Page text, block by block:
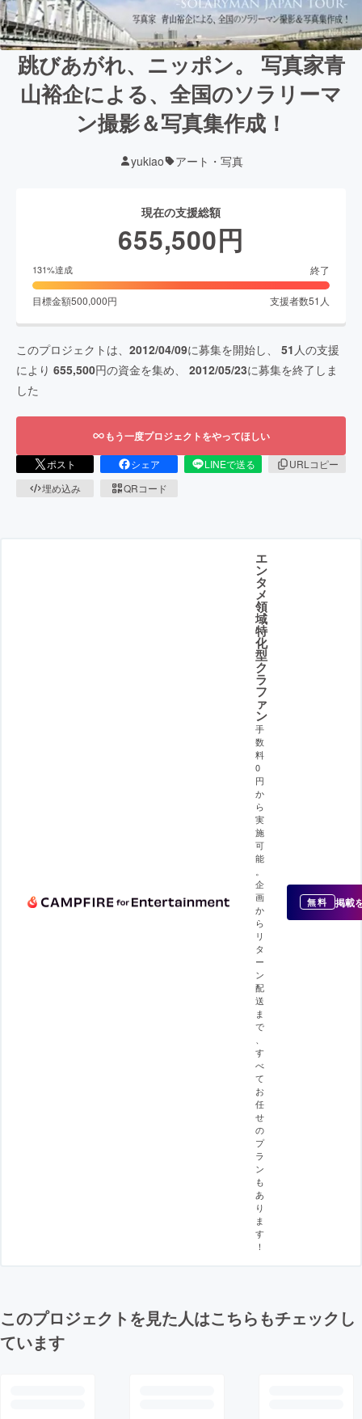
跳びあがれ、ニッポン。 写真家青
山裕企による、全国のソラリーマ
ン撮影＆写真集作成！
yukiao アート・写真
現在の支援総額
655,500円
131%達成 終了
目標金額500,000円 支援者数51 人
このプロジェクトは、 2012/04/09に募集を開始し、 51 人の支援
により 655,500円の資金を集め、 2012/05/23に募集を終了しま
した
もう一度プロジェクトをやってほしい
ポスト シェア LINEで送る
URLコピー
埋め込み
QRコード
エ
ン
タ
メ
領
域
特
化
型
ク
ラ
フ
ァ
ン
手
数
料
0
円
か
ら
実
施
可
能
企
画
か
ら
リ
タ
ー
ン
配
送
ま
で
す
べ
て
お
任
せ
の
プ
ラ
ン
も
あ
り
ま
す
！
無料 掲載
このプロジェクトを見た人はこちらもチェックし
ています